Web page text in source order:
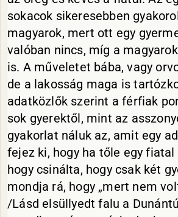
sokacok sikeresebben
magyarok, mert ott egy
valóban nincs, míg a
is. A műveletet bába, vagy
de a lakosság maga is
adatközlők szerint a férfiak
sok gyerektől, mint az
gyakorlat náluk az, amit egy
fejez ki, hogy ha tőle egy
hogy csinálta, hogy csak két
mondja rá, hogy „mert nem
/Lásd elsüllyedt falu a